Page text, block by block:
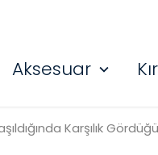
Aksesuar
Karşılık